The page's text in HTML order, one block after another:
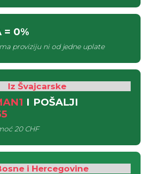
= 0%
proviziju ni od jedne uplate
Iz Švajcarske
I POŠALJI
20 CHF
i Hercegovine